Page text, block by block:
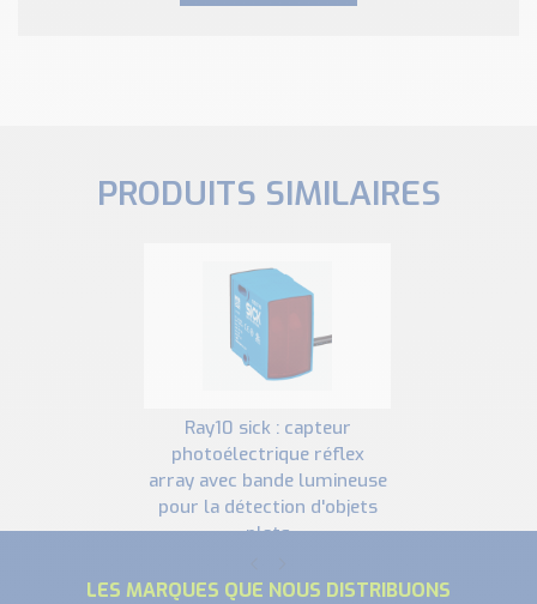
PRODUITS SIMILAIRES
ray10 sick : capteur
photoélectrique réflex
array avec bande lumineuse
pour la détection d'objets
plats
LES MARQUES QUE NOUS DISTRIBUONS